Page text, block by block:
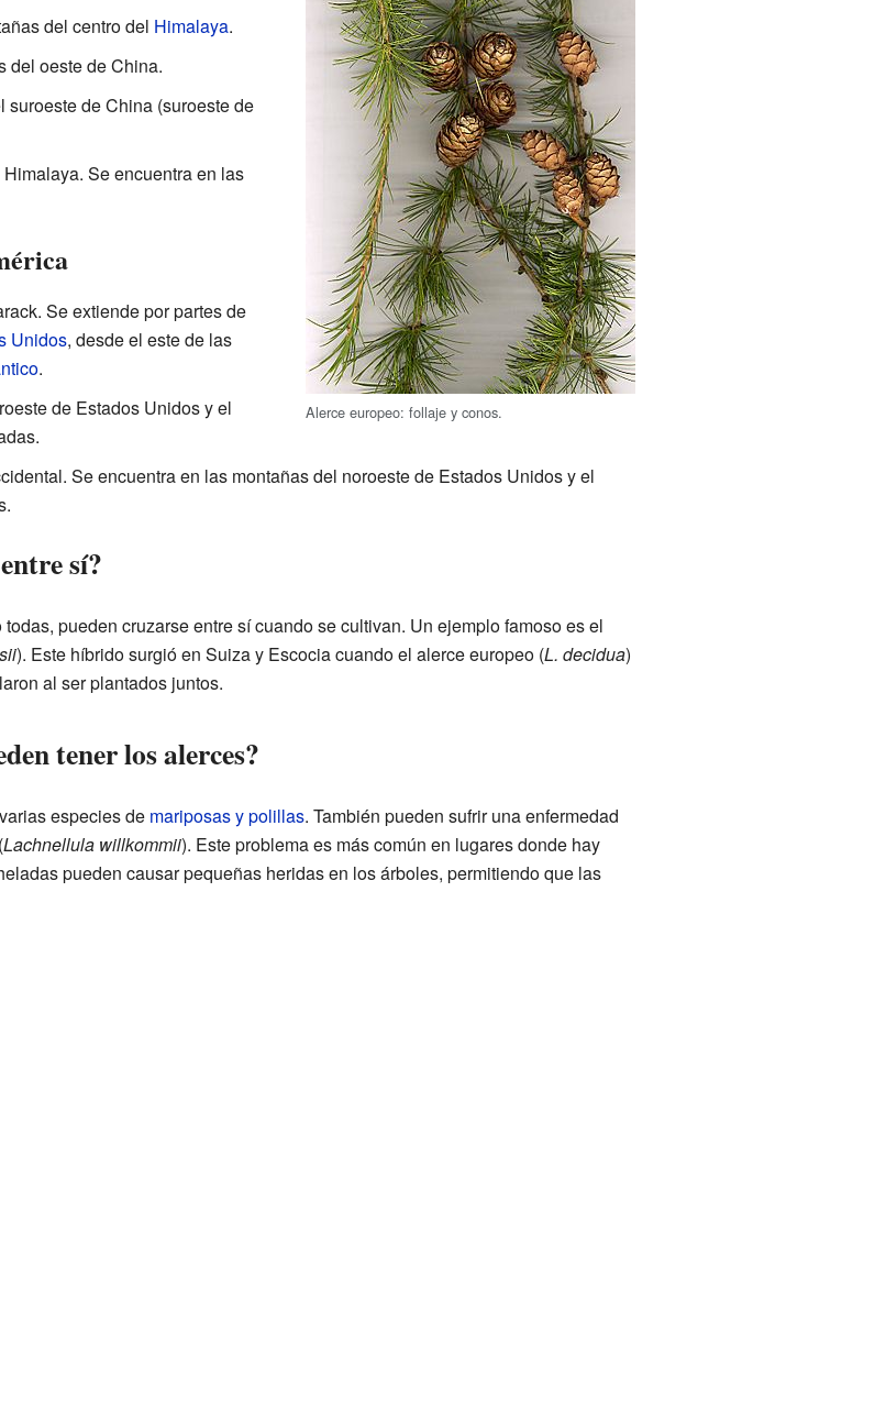
Alerce europeo: follaje y conos.
del centro del Himalaya.
del oeste de China.
suroeste de China (suroeste de
Se encuentra en las
Se extiende por partes de
Unidos, desde el este de las
.
de Estados Unidos y el
Se encuentra en las montañas del noroeste de Estados Unidos y el
sí?
pueden cruzarse entre sí cuando se cultivan. Un ejemplo famoso es el
). Este híbrido surgió en Suiza y Escocia cuando el alerce europeo (L. decidua)
al ser plantados juntos.
tener los alerces?
especies de mariposas y polillas. También pueden sufrir una enfermedad
Lachnellula willkommii). Este problema es más común en lugares donde hay
pueden causar pequeñas heridas en los árboles, permitiendo que las